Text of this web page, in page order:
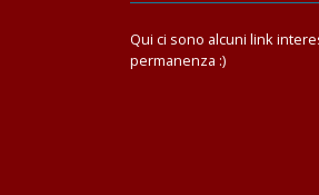
Qui ci sono alcuni link
permanenza :)